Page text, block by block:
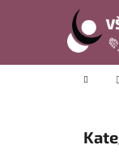
í
Späť
do
Späť
do